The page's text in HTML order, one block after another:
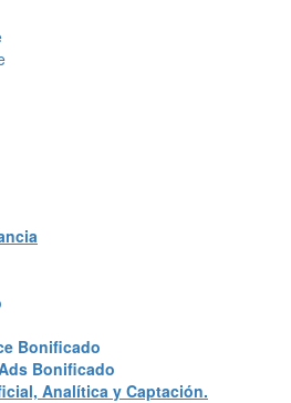
Bonificado
Bonificado
Analítica y Captación.